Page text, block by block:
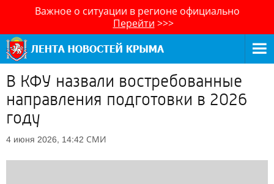
Важное о ситуации в регионе официально
Перейти >>>
В КФУ назвали востребованные
направления подготовки в 2026
году
4 июня 2026, 14:42 СМИ